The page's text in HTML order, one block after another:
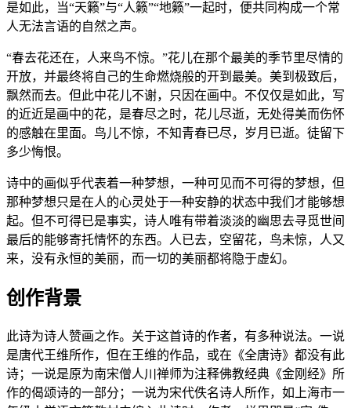
是如此，当“天籁”与“人籁”“地籁”一起时，便共同构成一个常
人无法言语的自然之声。
“春去花还在，人来鸟不惊。”花儿在那个最美的季节里尽情的
开放，并最终将自己的生命燃烧般的开到最美。美到极致后，
飘然而去。但此中花儿不谢，只因在画中。不仅仅是如此，写
的近近是画中的花，是春尽之时，花儿尽逝，无处得美而伤怀
的感触在里面。鸟儿不惊，不知青春已尽，岁月已逝。徒留下
多少悔恨。
诗中的画似乎代表着一种梦想，一种可见而不可得的梦想，但
那种梦想只是在人的心灵处于一种安静的状态中我们才能够想
起。但不可得已是事实，诗人唯有带着淡淡的幽思去寻觅世间
最后的能够寄托情怀的东西。人已去，空留花，鸟未惊，人又
来，没有永恒的美丽，而一切的美丽都将隐于虚幻。
创作背景
此诗为诗人赞画之作。关于这首诗的作者，有多种说法。一说
是唐代王维所作，但在王维的作品，或在《全唐诗》都没有此
诗；一说是原为南宋僧人川禅师为注释佛教经典《金刚经》所
作的偈颂诗的一部分；一说为宋代佚名诗人所作，如上海市一